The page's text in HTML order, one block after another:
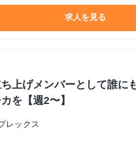
求人を見る
上げメンバーとして誰に
を【週2〜】
レックス